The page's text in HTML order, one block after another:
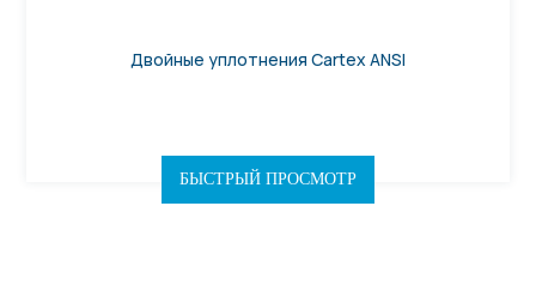
Двойные уплотнения Cartex ANSI
БЫСТРЫЙ ПРОСМОТР